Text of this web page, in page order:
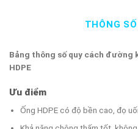
THÔNG
Bảng thông số quy cách đường
HDPE
Ưu điểm
Ống HDPE có độ bền cao, đọ